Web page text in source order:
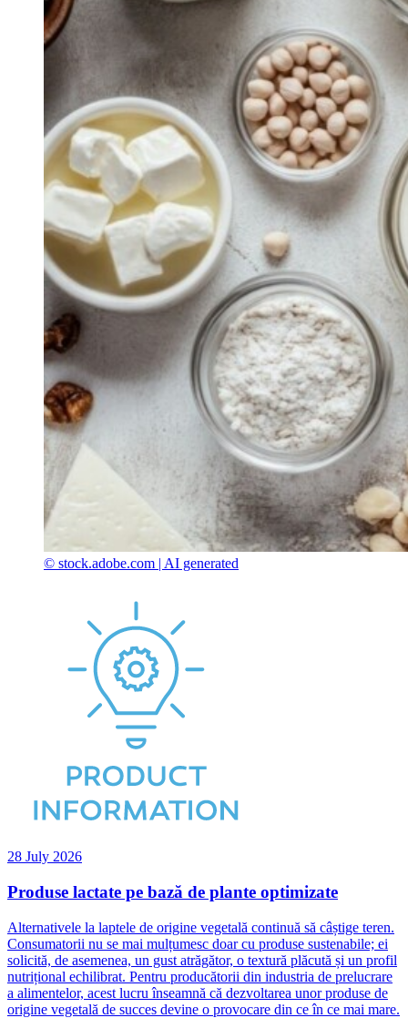
© stock.adobe.com | AI generated
28 July 2026
Produse lactate pe bază de plante optimizate
Alternativele la laptele de origine vegetală continuă să câștige teren.
Consumatorii nu se mai mulțumesc doar cu produse sustenabile; ei
solicită, de asemenea, un gust atrăgător, o textură plăcută și un profil
nutrițional echilibrat. Pentru producătorii din industria de prelucrare
a alimentelor, acest lucru înseamnă că dezvoltarea unor produse de
origine vegetală de succes devine o provocare din ce în ce mai mare.